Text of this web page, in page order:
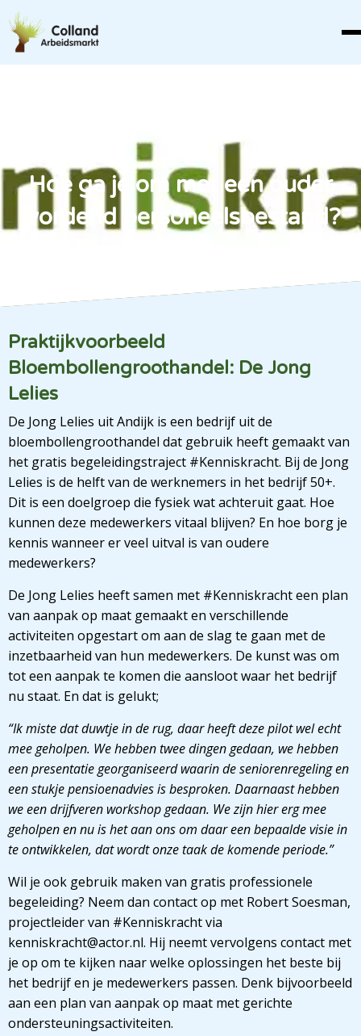
Hoe ga je om met een ouder
wordend personeelsbestand?
Praktijkvoorbeeld
Bloembollengroothandel: De Jong
Lelies
De Jong Lelies uit Andijk is een bedrijf uit de
bloembollengroothandel dat gebruik heeft gemaakt van
het gratis begeleidingstraject #Kenniskracht. Bij de Jong
Lelies is de helft van de werknemers in het bedrijf 50+.
Dit is een doelgroep die fysiek wat achteruit gaat. Hoe
kunnen deze medewerkers vitaal blijven? En hoe borg je
kennis wanneer er veel uitval is van oudere
medewerkers?
De Jong Lelies heeft samen met #Kenniskracht een plan
van aanpak op maat gemaakt en verschillende
activiteiten opgestart om aan de slag te gaan met de
inzetbaarheid van hun medewerkers. De kunst was om
tot een aanpak te komen die aansloot waar het bedrijf
nu staat. En dat is gelukt;
“Ik miste dat duwtje in de rug, daar heeft deze pilot wel echt
mee geholpen. We hebben twee dingen gedaan, we hebben
een presentatie georganiseerd waarin de seniorenregeling en
een stukje pensioenadvies is besproken. Daarnaast hebben
we een drijfveren workshop gedaan. We zijn hier erg mee
geholpen en nu is het aan ons om daar een bepaalde visie in
te ontwikkelen, dat wordt onze taak de komende periode.”
Wil je ook gebruik maken van gratis professionele
begeleiding? Neem dan contact op met Robert Soesman,
projectleider van #Kenniskracht via
kenniskracht@actor.nl. Hij neemt vervolgens contact met
je op om te kijken naar welke oplossingen het beste bij
het bedrijf en je medewerkers passen. Denk bijvoorbeeld
aan een plan van aanpak op maat met gerichte
ondersteuningsactiviteiten.